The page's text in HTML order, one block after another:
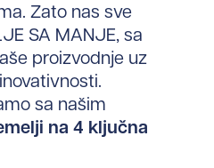
Zato nas sve
SA MANJE, sa
proizvodnje uz
sa našim
na 4 ključna